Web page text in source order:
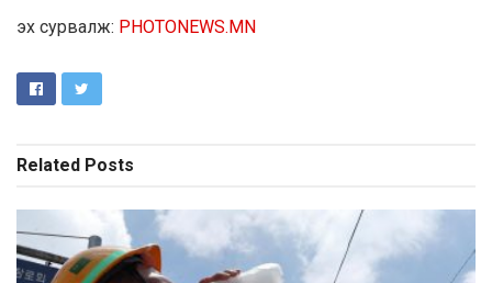
эх сурвалж: PHOTONEWS.MN
Related Posts